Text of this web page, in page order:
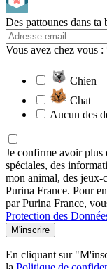
Des pattounes dans ta
Vous avez chez vous :
Chien
Chat
Aucun des
Je confirme avoir plus
spéciales, des
mon animal, des jeux-
Purina France. Pour
par Purina France,
Protection des
M'inscrire
En cliquant sur